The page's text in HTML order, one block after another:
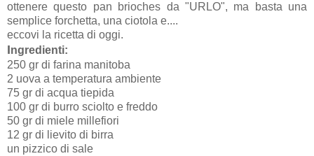
ottenere questo pan brioches da "URLO", ma basta una
semplice forchetta, una ciotola e....
eccovi la ricetta di oggi.
Ingredienti:
250 gr di farina manitoba
2 uova a temperatura ambiente
75 gr di acqua tiepida
100 gr di burro sciolto e freddo
50 gr di miele millefiori
12 gr di lievito di birra
un pizzico di sale